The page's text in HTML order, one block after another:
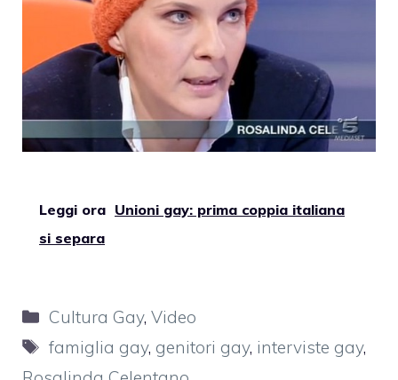
Leggi ora Unioni gay: prima coppia italiana
si separa
Categorie
Cultura Gay,Video
Tag
famiglia gay, genitori gay, interviste gay,